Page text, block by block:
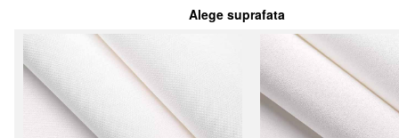
Alege suprafata